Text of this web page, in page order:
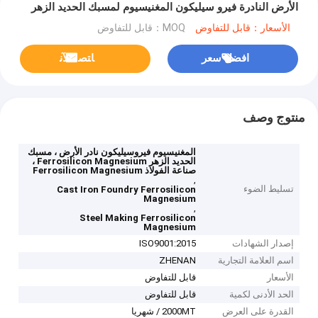
الأرض النادرة فيرو سيليكون المغنيسيوم لمسبك الحديد الزهر
الأسعار：قابل للتفاوض MOQ：قابل للتفاوض
افضل سعر ﺎﺘﺼﻟ ﺍﻶﻧ
منتوج وصف
تسليط الضوء
المغنيسيوم فيروسيليكون نادر الأرض ، مسبك
الحديد الزهر Ferrosilicon Magnesium ،
صناعة الفولاذ Ferrosilicon Magnesium
,
Cast Iron Foundry Ferrosilicon
Magnesium
,
Steel Making Ferrosilicon
Magnesium
إصدار الشهادات
ISO9001:2015
اسم العلامة التجارية
ZHENAN
الأسعار
قابل للتفاوض
الحد الأدنى لكمية
قابل للتفاوض
القدرة على العرض
2000MT / شهريا